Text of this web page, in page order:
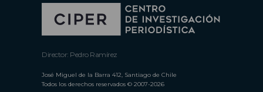
Director: Pedro Ramírez
José Miguel de la Barra 412, Santiago de Chile
Todos los derechos reservados © 2007-2026